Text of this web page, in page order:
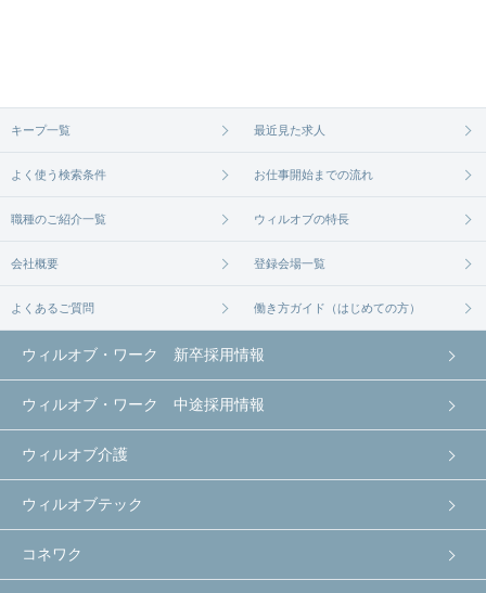
無料相談の登録はコチラから
キープ一覧 最近見た求人
よく使う検索条件 お仕事開始までの流れ
職種のご紹介一覧 ウィルオブの特長
会社概要 登録会場一覧
よくあるご質問 働き方ガイド（はじめての方）
ウィルオブ・ワーク 新卒採用情報
ウィルオブ・ワーク 中途採用情報
ウィルオブ介護
ウィルオブテック
コネワク